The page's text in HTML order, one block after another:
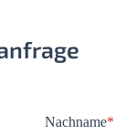
Nachname*